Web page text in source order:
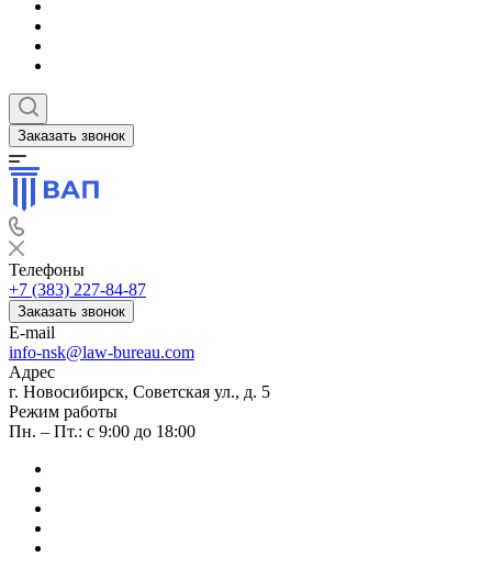
Заказать звонок
Телефоны
+7 (383) 227-84-87
Заказать звонок
E-mail
info-nsk@law-bureau.com
Адрес
г. Новосибирск, Советская ул., д. 5
Режим работы
Пн. – Пт.: с 9:00 до 18:00